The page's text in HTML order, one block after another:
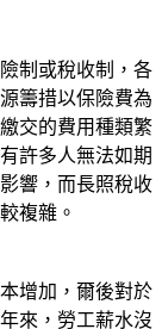
制或稅收制，各
籌措以保險費為
交的費用種類繁
許多人無法如期
響，而長照稅收
複雜。
增加，爾後對於
來，勞工薪水沒